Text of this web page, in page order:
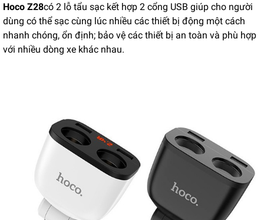
Hoco Z28có 2 lỗ tẩu sạc kết hợp 2 cổng USB giúp cho người
dùng có thể sạc cùng lúc nhiều các thiết bị động một cách
nhanh chóng, ổn định; bảo vệ các thiết bị an toàn và phù hợp
với nhiều dòng xe khác nhau.